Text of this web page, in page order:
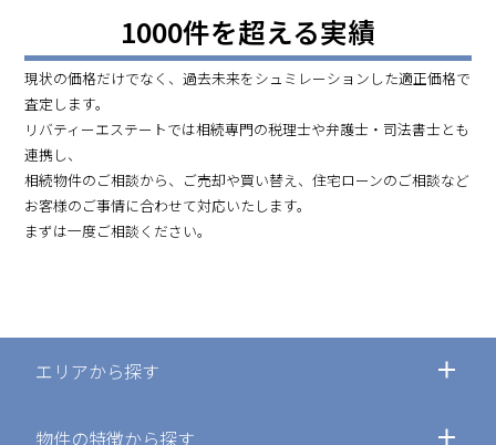
1000件を超える実績
現状の価格だけでなく、過去未来をシュミレーションした適正価格で
査定します。
リバティーエステートでは相続専門の税理士や弁護士・司法書士とも
連携し、
相続物件のご相談から、ご売却や買い替え、住宅ローンのご相談など
お客様のご事情に合わせて対応いたします。
まずは一度ご相談ください。
エリアから探す
物件の特徴から探す